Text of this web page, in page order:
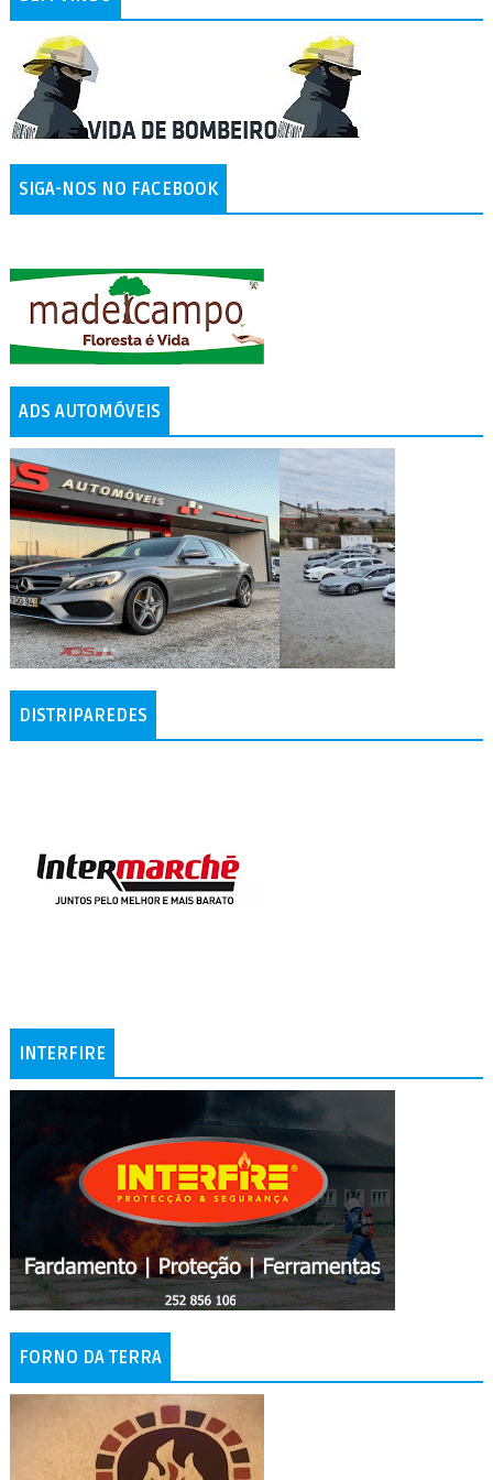
SIGA-NOS NO FACEBOOK
ADS AUTOMÓVEIS
DISTRIPAREDES
INTERFIRE
FORNO DA TERRA